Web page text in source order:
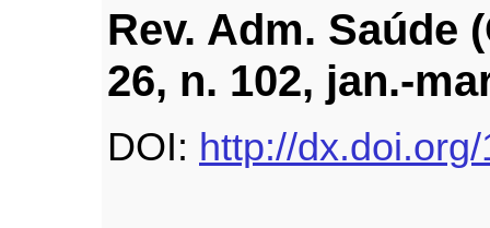
Rev. Adm. Saúde
26, n. 102, jan.-
DOI: http://